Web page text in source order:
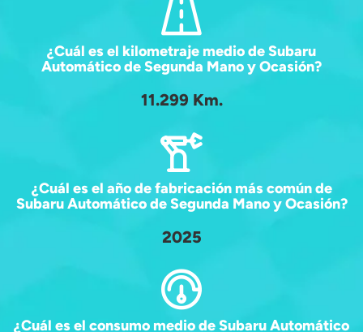
¿Cuál es el kilometraje medio de Subaru
Automático de Segunda Mano y Ocasión?
11.299 Km.
¿Cuál es el año de fabricación más común de
Subaru Automático de Segunda Mano y Ocasión?
2025
¿Cuál es el consumo medio de Subaru Automático